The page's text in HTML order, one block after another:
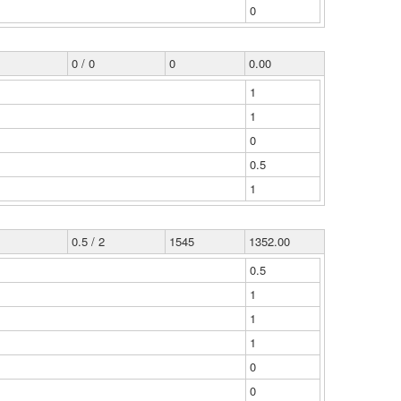
0
0 / 0 0
0.00
1
1
0
0.5
1
0.5 / 2 1545
1352.00
0.5
1
1
1
0
0